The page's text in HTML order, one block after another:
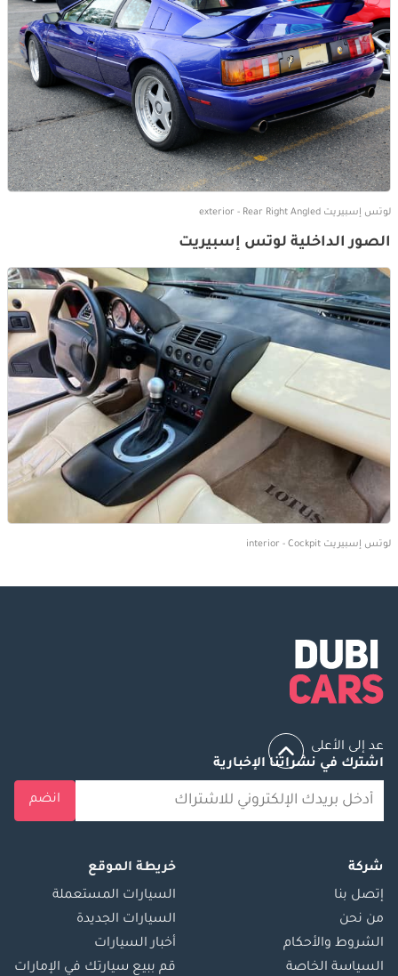
لوتس إسبيريت exterior - Rear Right Angled
الصور الداخلية لوتس إسبيريت
لوتس إسبيريت interior - Cockpit
عد إلى الأعلى
اشترك في نشراتنا الإخبارية
انضم
شركة
إتصل بنا
من نحن
الشروط والأحكام
السياسة الخاصة
خريطة الموقع
السيارات المستعملة
السيارات الجديدة
أخبار السيارات
قم ببيع سيارتك في الإمارات